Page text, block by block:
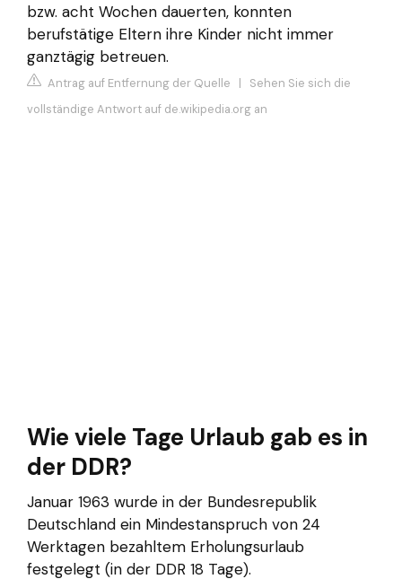
bzw. acht Wochen dauerten, konnten
berufstätige Eltern ihre Kinder nicht immer
ganztägig betreuen.
Antrag auf Entfernung der Quelle | Sehen Sie sich die
vollständige Antwort auf de.wikipedia.org an
Wie viele Tage Urlaub gab es in
der DDR?
Januar 1963 wurde in der Bundesrepublik
Deutschland ein Mindestanspruch von 24
Werktagen bezahltem Erholungsurlaub
festgelegt (in der DDR 18 Tage).